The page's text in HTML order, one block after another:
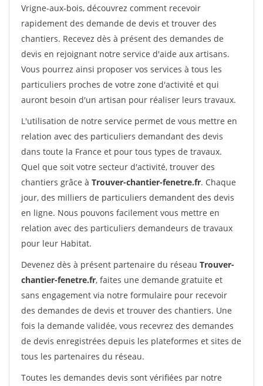
Vrigne-aux-bois, découvrez comment recevoir
rapidement des demande de devis et trouver des
chantiers. Recevez dès à présent des demandes de
devis en rejoignant notre service d'aide aux artisans.
Vous pourrez ainsi proposer vos services à tous les
particuliers proches de votre zone d'activité et qui
auront besoin d'un artisan pour réaliser leurs travaux.
L'utilisation de notre service permet de vous mettre en
relation avec des particuliers demandant des devis
dans toute la France et pour tous types de travaux.
Quel que soit votre secteur d'activité, trouver des
chantiers grâce à Trouver-chantier-fenetre.fr. Chaque
jour, des milliers de particuliers demandent des devis
en ligne. Nous pouvons facilement vous mettre en
relation avec des particuliers demandeurs de travaux
pour leur Habitat.
Devenez dès à présent partenaire du réseau Trouver-
chantier-fenetre.fr, faites une demande gratuite et
sans engagement via notre formulaire pour recevoir
des demandes de devis et trouver des chantiers. Une
fois la demande validée, vous recevrez des demandes
de devis enregistrées depuis les plateformes et sites de
tous les partenaires du réseau.
Toutes les demandes devis sont vérifiées par notre